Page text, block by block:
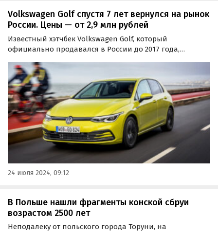
Volkswagen Golf спустя 7 лет вернулся на рынок
России. Цены — от 2,9 млн рублей
Известный хэтчбек Volkswagen Golf, который
официально продавался в России до 2017 года,
восьмого поколения продаются на одном из
классифайдов как из наличия, так и под заказ, и стоят
там минимум 2 946…
24 июля 2024, 09:12
В Польше нашли фрагменты конской сбруи
возрастом 2500 лет
Неподалеку от польского города Торуни, на